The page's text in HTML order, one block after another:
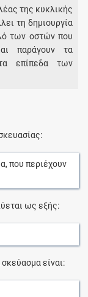
της κυκλικής
τη δημιουργία
των οστών που
παράγουν τα
επίπεδα των
, που περιέχουν
ως εξής:
είναι: